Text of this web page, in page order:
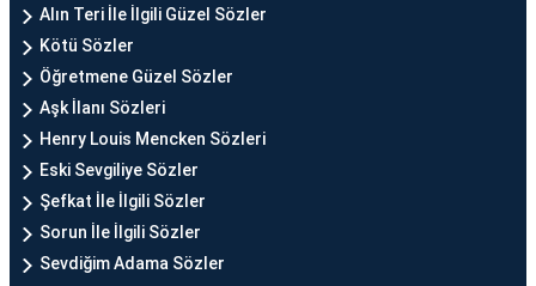
Alın Teri İle İlgili Güzel Sözler
Kötü Sözler
Öğretmene Güzel Sözler
Aşk İlanı Sözleri
Henry Louis Mencken Sözleri
Eski Sevgiliye Sözler
Şefkat İle İlgili Sözler
Sorun İle İlgili Sözler
Sevdiğim Adama Sözler